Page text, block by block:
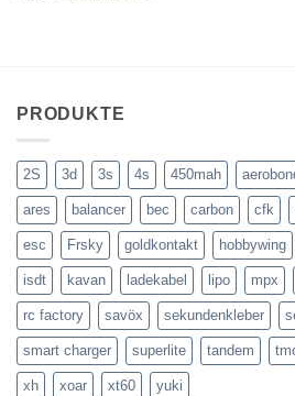
PRODUKTE
2S 3d 3s 4s 450mah
ares balancer bec carbon cfk
esc Frsky goldkontakt hobbywing
isdt kavan ladekabel lipo mpx
rc factory savöx sekundenkleber
smart charger superlite tandem
xh xoar xt60 yuki